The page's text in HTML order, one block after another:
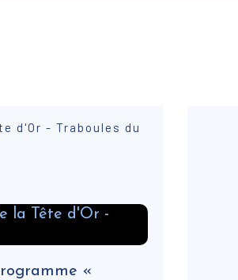
d'Or - Traboules du
«